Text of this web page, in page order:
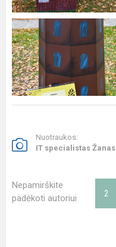
Nuotraukos:
IT specialistas Žanas
Nepamirškite
padėkoti autoriui
2